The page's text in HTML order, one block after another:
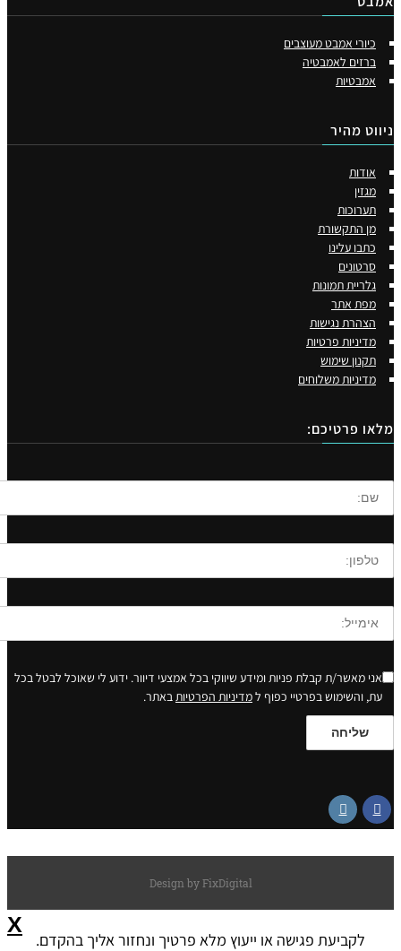
כיורי אמבט מעוצבים
ברזים לאמבטיה
אמבטיות
מהיר
אודות
מגזין
תערוכות
מן התקשורת
כתבו עלינו
סרטונים
גלריית תמונות
מפת אתר
הצהרת נגישות
מדיניות פרטיות
תקנון שימוש
מדיניות משלוחים
פרטיכם:
מאשר/ת קבלת פניות ומידע שיווקי בכל אמצעי דיוור. ידוע לי שאוכל לבטל בכל
והשימוש בפרטיי כפוף למדיניות הפרטיותבאתר.
שליחה
Instagram
Design by FixDigital
לקביעת פגישה או ייעוץ מלא פרטיך ונחזור אליך בהקדם.